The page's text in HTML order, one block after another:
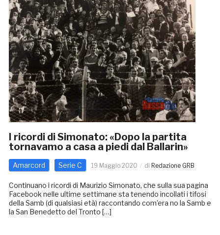
I ricordi di Simonato: «Dopo la partita
tornavamo a casa a piedi dal Ballarin»
Amarcord Serie C 19 Maggio 2020 di Redazione GRB
Continuano i ricordi di Maurizio Simonato, che sulla sua pagina
Facebook nelle ultime settimane sta tenendo incollati i tifosi
della Samb (di qualsiasi età) raccontando com’era no la Samb e
la San Benedetto del Tronto […]